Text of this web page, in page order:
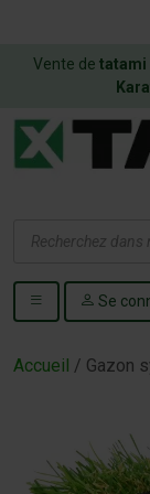
Vente de tatami
de
Se
Accueil / Gazon